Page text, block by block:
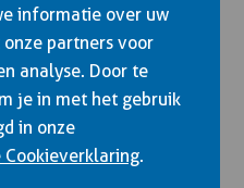
MAKEN JE
van gevaarlijke
voor elke
informatie over uw
partners voor
analyse. Door te
je in met het gebruik
in onze
Cookieverklaring.